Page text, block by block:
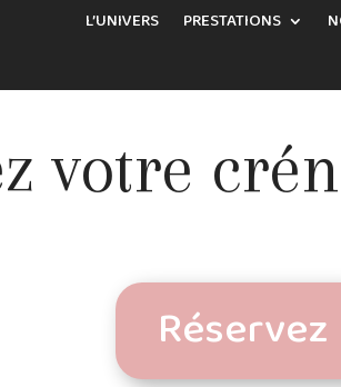
L’UNIVERS PRESTATIONS
votre
Réservez